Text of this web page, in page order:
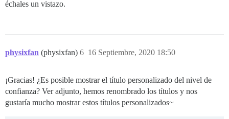
échales un vistazo.
physixfan (physixfan) 16 Septiembre, 2020 18:50
6
¡Gracias! ¿Es posible mostrar el título personalizado del nivel de
confianza? Ver adjunto, hemos renombrado los títulos y nos
gustaría mucho mostrar estos títulos personalizados~